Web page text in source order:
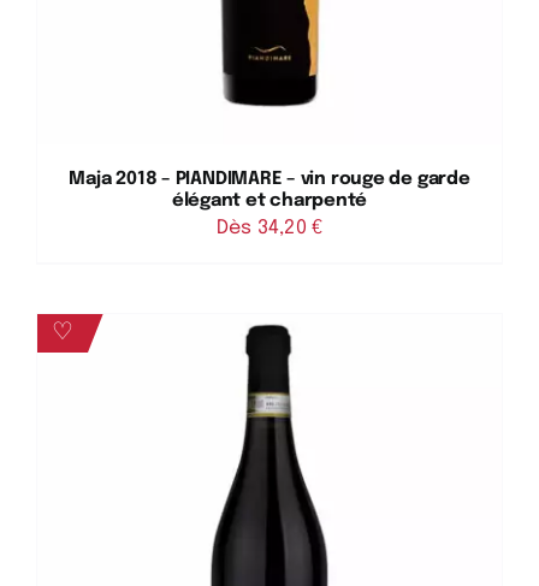
Maja 2018 – PIANDIMARE – vin rouge de garde
élégant et charpenté
Dès 34,20€
♡